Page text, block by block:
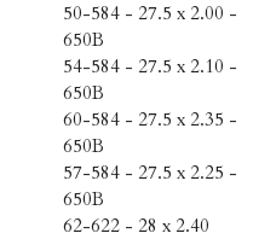
50-584 - 27.5 x 2.00 -
650B
54-584 - 27.5 x 2.10 -
650B
60-584 - 27.5 x 2.35 -
650B
57-584 - 27.5 x 2.25 -
650B
62-622 - 28 x 2.40